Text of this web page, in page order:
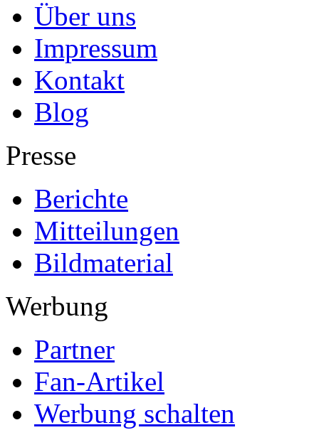
Über uns
Impressum
Kontakt
Blog
Presse
Berichte
Mitteilungen
Bildmaterial
Werbung
Partner
Fan-Artikel
Werbung schalten